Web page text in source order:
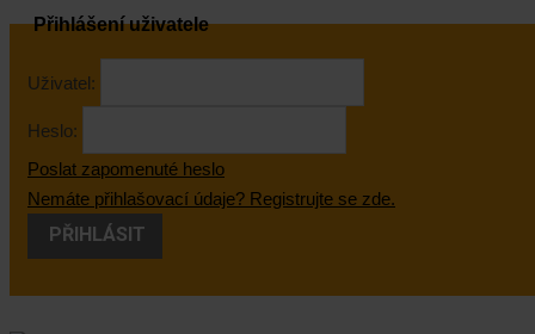
Přihlášení uživatele
Uživatel:
Heslo:
Poslat zapomenuté heslo
Nemáte přihlašovací údaje? Registrujte se zde.